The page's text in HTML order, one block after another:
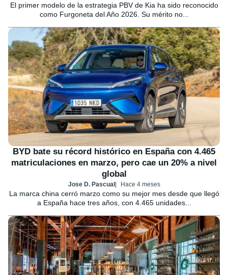
El primer modelo de la estrategia PBV de Kia ha sido reconocido
como Furgoneta del Año 2026. Su mérito no...
BYD bate su récord histórico en España con 4.465
matriculaciones en marzo, pero cae un 20% a nivel
global
Jose D. Pascual Hace 4 meses
La marca china cerró marzo como su mejor mes desde que llegó
a España hace tres años, con 4.465 unidades...